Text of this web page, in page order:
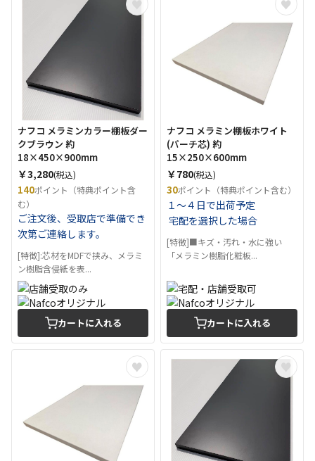
ナフコ メラミンカラー棚板ダー
クブラウン 約
18×450×900mm
￥3,280(税込)
140ポイント（特典ポイント含
む）
ご注文後、受取店で準備でき
次第ご連絡します。
[特徴]:芯材をMDFで挟み、メラミ
ン樹脂含侵紙を表...
カートに入れる
ナフコ メラミン棚板ホワイト
(パーチ芯) 約
15×250×600mm
￥780(税込)
30ポイント（特典ポイント含む）
１～４日で出荷予定
宅配を選択した場合
[特徴]■キズ・汚れ・水に強い
「メラミン樹脂化粧板...
カートに入れる